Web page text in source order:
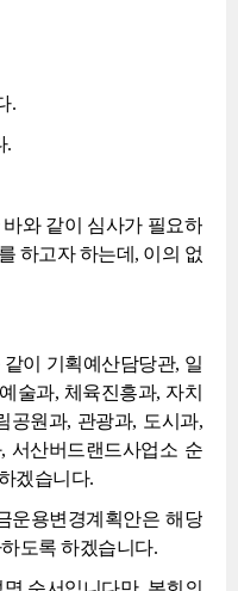
.
.
와 같이 심사가 필요하
하고자 하는데, 이의 없
이 기획예산담당관, 일
술과, 체육진흥과, 자치
공원과, 관광과, 도시과,
서산버드랜드사업소 순
겠습니다.
운용변경계획안은 해당
도록 하겠습니다.